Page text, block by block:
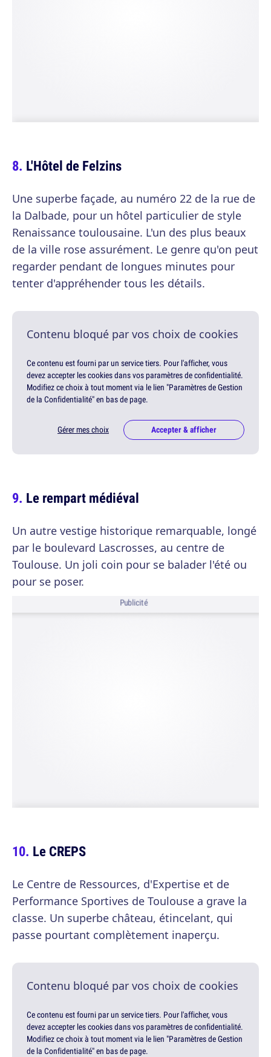
L'Hôtel de Felzins
Une superbe façade, au numéro 22 de la rue de
la Dalbade, pour un hôtel particulier de style
Renaissance toulousaine. L'un des plus beaux
de la ville rose assurément. Le genre qu'on peut
regarder pendant de longues minutes pour
tenter d'appréhender tous les détails.
Contenu bloqué par vos choix de cookies
Ce contenu est fourni par un service tiers. Pour l'afficher, vous
devez accepter les cookies dans vos paramètres de confidentialité.
Modifiez ce choix à tout moment via le lien "Paramètres de Gestion
de la Confidentialité" en bas de page.
Gérer mes choix Accepter & afficher
Le rempart médiéval
Un autre vestige historique remarquable, longé
par le boulevard Lascrosses, au centre de
Toulouse. Un joli coin pour se balader l'été ou
pour se poser.
Publicité
Le CREPS
Le Centre de Ressources, d'Expertise et de
Performance Sportives de Toulouse a grave la
classe. Un superbe château, étincelant, qui
passe pourtant complètement inaperçu.
Contenu bloqué par vos choix de cookies
Ce contenu est fourni par un service tiers. Pour l'afficher, vous
devez accepter les cookies dans vos paramètres de confidentialité.
Modifiez ce choix à tout moment via le lien "Paramètres de Gestion
de la Confidentialité" en bas de page.